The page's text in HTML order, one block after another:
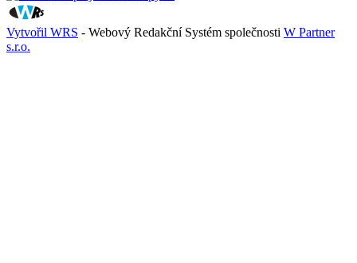
Vytvořil WRS - Webový Redakční Systém společnosti W Partner
s.r.o.